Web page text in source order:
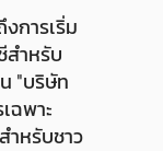
การเริ่ม
สำหรับ
"บริษัท
ฉพาะ
ำหรับชาว